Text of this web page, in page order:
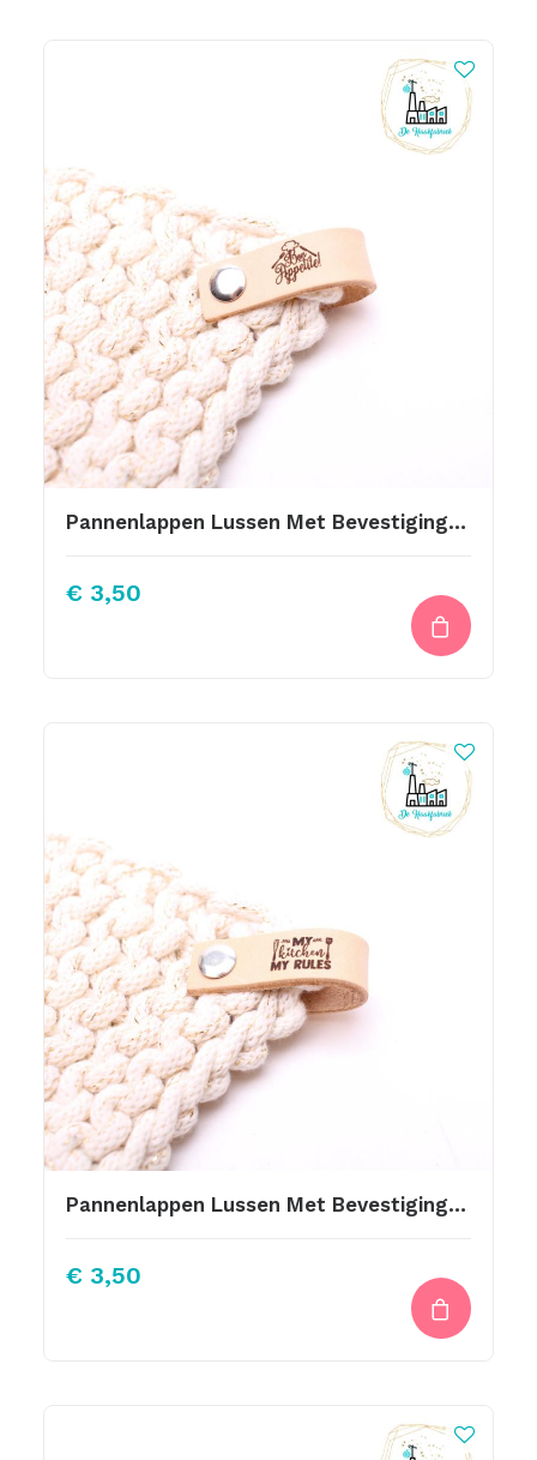
Pannenlappen Lussen Met Bevestiging Schroef Bon Appetite 12 Hh
€ 3,50
Pannenlappen Lussen Met Bevestiging Schroef My Kitchen Rules 10 Hh
€ 3,50